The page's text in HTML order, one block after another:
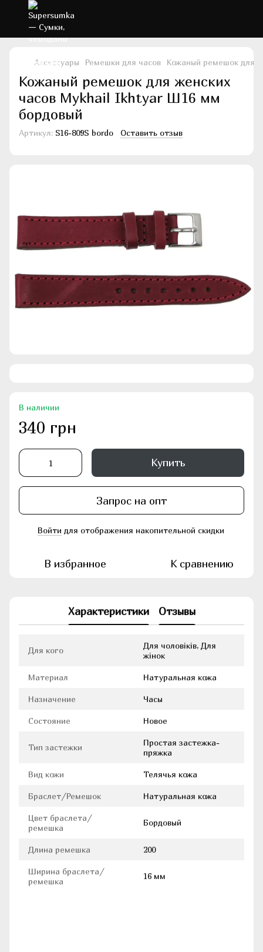
Аксессуары Ремешки для часов Кожаный ремешок для
Кожаный ремешок для женских
часов Mykhail Ikhtyar Ш16 мм
бордовый
Артикул: S16-809S bordo Оставить отзыв
В наличии
340 грн
Купить
Запрос на опт
Войти для отображения накопительной скидки
В избранное К сравнению
Характеристики Отзывы
Для кого
Для чоловіків, Для
жінок
Материал Натуральная кожа
Назначение Часы
Состояние Новое
Тип застежки
Простая застежка-
пряжка
Вид кожи Телячья кожа
Браслет/Ремешок Натуральная кожа
Цвет браслета/
ремешка
Бордовый
Длина ремешка 200
Ширина браслета/
ремешка
16 мм